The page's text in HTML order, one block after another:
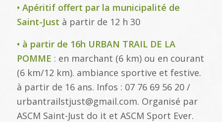
• Apéritif offert par la municipalité de
Saint-Just à partir de 12 h 30
• à partir de 16h URBAN TRAIL DE LA
POMME : en marchant (6 km) ou en courant
(6 km/12 km). ambiance sportive et festive.
à partir de 16 ans. Infos : 07 76 69 56 20 /
urbantrailstjust@gmail.com. Organisé par
ASCM Saint-Just do it et ASCM Sport Ever.